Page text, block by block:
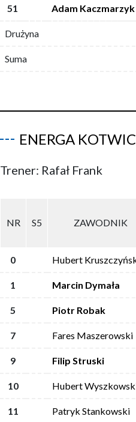
51 Adam Kaczmarzyk
Drużyna
Suma
ENERGA
Trener: Rafał Frank
NR S5 ZAWODNIK
0 Hubert
1 Marcin Dymała
5 Piotr Robak
7 Fares Maszerowski
9 Filip Struski
10 Hubert
11 Patryk Stankowski